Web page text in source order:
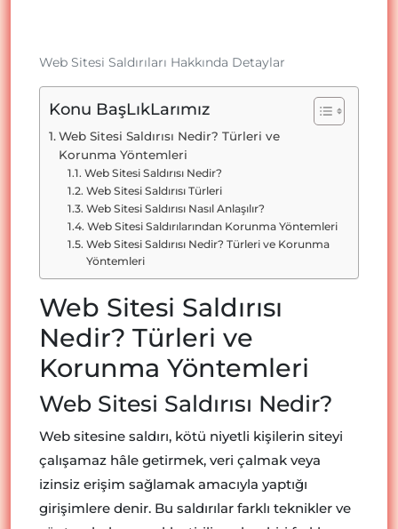
Web Sitesi Saldırıları Hakkında Detaylar
Konu BaşLıkLarımız
Web Sitesi Saldırısı Nedir? Türleri ve
Korunma Yöntemleri
Web Sitesi Saldırısı Nedir?
Web Sitesi Saldırısı Türleri
Web Sitesi Saldırısı Nasıl Anlaşılır?
Web Sitesi Saldırılarından Korunma Yöntemleri
Web Sitesi Saldırısı Nedir? Türleri ve Korunma
Yöntemleri
Web Sitesi Saldırısı
Nedir? Türleri ve
Korunma Yöntemleri
Web Sitesi Saldırısı Nedir?
Web sitesine saldırı, kötü niyetli kişilerin siteyi
çalışamaz hâle getirmek, veri çalmak veya
izinsiz erişim sağlamak amacıyla yaptığı
girişimlere denir. Bu saldırılar farklı teknikler ve